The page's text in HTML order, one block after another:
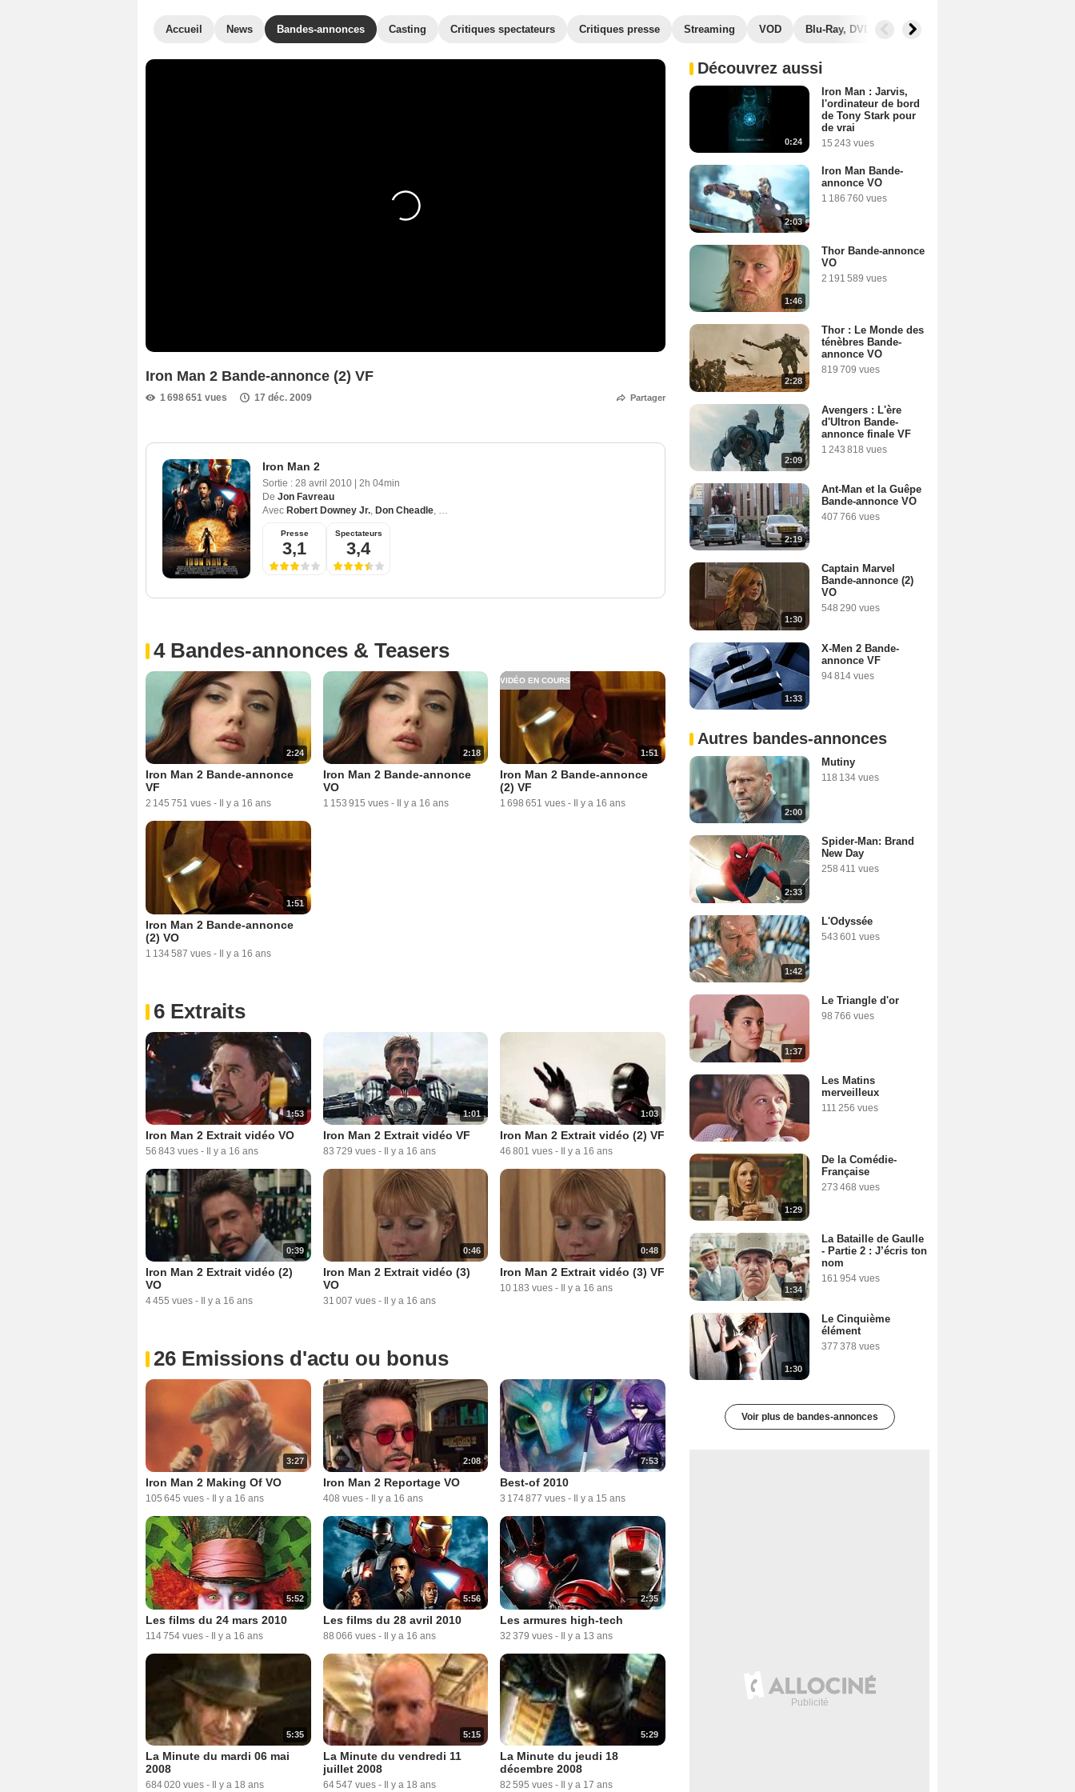
Accueil News Bandes-annonces Casting Critiques spectateurs Critiques presse Streaming VOD Blu-Ray, DVD Photos
Iron Man 2 Bande-annonce (2) VF
1 698 651 vues 17 déc. 2009 Partager
Iron Man 2
Sortie : 28 avril 2010
2h 04min
De Jon Favreau
Avec Robert Downey Jr., Don Cheadle, Scarlett Johansson
Presse
3,1
Spectateurs
3,4
4 Bandes-annonces & Teasers
2:24
Iron Man 2 Bande-annonce
VF
2 145 751 vues - Il y a 16 ans
2:18
Iron Man 2 Bande-annonce
VO
1 153 915 vues - Il y a 16 ans
1:51
VIDÉO EN COURS
Iron Man 2 Bande-annonce
(2) VF
1 698 651 vues - Il y a 16 ans
1:51
Iron Man 2 Bande-annonce
(2) VO
1 134 587 vues - Il y a 16 ans
6 Extraits
1:53
Iron Man 2 Extrait vidéo VO
56 843 vues - Il y a 16 ans
1:01
Iron Man 2 Extrait vidéo VF
83 729 vues - Il y a 16 ans
1:03
Iron Man 2 Extrait vidéo (2) VF
46 801 vues - Il y a 16 ans
0:39
Iron Man 2 Extrait vidéo (2)
VO
4 455 vues - Il y a 16 ans
0:46
Iron Man 2 Extrait vidéo (3)
VO
31 007 vues - Il y a 16 ans
0:48
Iron Man 2 Extrait vidéo (3) VF
10 183 vues - Il y a 16 ans
26 Emissions d'actu ou bonus
3:27
Iron Man 2 Making Of VO
105 645 vues - Il y a 16 ans
2:08
Iron Man 2 Reportage VO
408 vues - Il y a 16 ans
7:53
Best-of 2010
3 174 877 vues - Il y a 15 ans
5:52
Les films du 24 mars 2010
114 754 vues - Il y a 16 ans
5:56
Les films du 28 avril 2010
88 066 vues - Il y a 16 ans
2:35
Les armures high-tech
32 379 vues - Il y a 13 ans
5:35
La Minute du mardi 06 mai
2008
684 020 vues - Il y a 18 ans
5:15
La Minute du vendredi 11
juillet 2008
64 547 vues - Il y a 18 ans
5:29
La Minute du jeudi 18
décembre 2008
82 595 vues - Il y a 17 ans
Découvrez aussi
0:24
Iron Man : Jarvis,
l'ordinateur de bord
de Tony Stark pour
de vrai
15 243 vues
2:03
Iron Man Bande-
annonce VO
1 186 760 vues
1:46
Thor Bande-annonce
VO
2 191 589 vues
2:28
Thor : Le Monde des
ténèbres Bande-
annonce VO
819 709 vues
2:09
Avengers : L'ère
d'Ultron Bande-
annonce finale VF
1 243 818 vues
2:19
Ant-Man et la Guêpe
Bande-annonce VO
407 766 vues
1:30
Captain Marvel
Bande-annonce (2)
VO
548 290 vues
1:33
X-Men 2 Bande-
annonce VF
94 814 vues
Autres bandes-annonces
2:00
Mutiny
118 134 vues
2:33
Spider-Man: Brand
New Day
258 411 vues
1:42
L'Odyssée
543 601 vues
1:37
Le Triangle d'or
98 766 vues
Les Matins
merveilleux
111 256 vues
1:29
De la Comédie-
Française
273 468 vues
1:34
La Bataille de Gaulle
- Partie 2 : J’écris ton
nom
161 954 vues
1:30
Le Cinquième
élément
377 378 vues
Voir plus de bandes-annonces